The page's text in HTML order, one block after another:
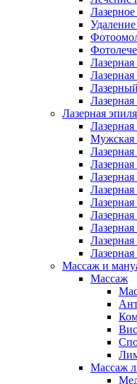
Лазерная
Мужская
Лазерная
Массаж и
Массаж
Массаж